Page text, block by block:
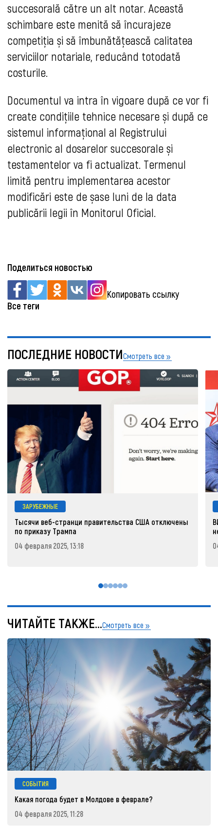
succesorală către un alt notar. Această
schimbare este menită să încurajeze
competiția și să îmbunătățească calitatea
serviciilor notariale, reducând totodată
costurile.
Documentul va intra în vigoare după ce vor fi
create condițiile tehnice necesare și după ce
sistemul informațional al Registrului
electronic al dosarelor succesorale și
testamentelor va fi actualizat. Termenul
limită pentru implementarea acestor
modificări este de șase luni de la data
publicării legii în Monitorul Oficial.
Поделиться новостью
Копировать ссылку
Все теги
ПОСЛЕДНИЕ НОВОСТИСмотреть все
ЗАРУБЕЖНЫЕ
Тысячи веб-странци правительства США отключены
по приказу Трампа
04 февраля 2025, 13:18
ЧИТАЙТЕ ТАКЖЕ...Смотреть все
СОБЫТИЯ
Какая погода будет в Молдове в феврале?
04 февраля 2025, 11:28